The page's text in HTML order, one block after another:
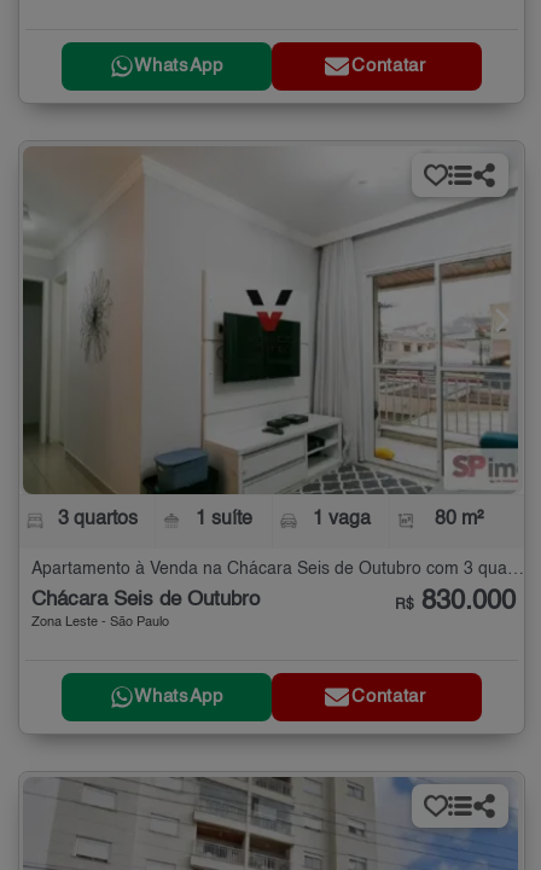
WhatsApp Contatar
3 quartos 1 suíte 1 vaga 80 m²
Chácara Seis de Outubro
Zona Leste - São Paulo
R$ 830.000
WhatsApp Contatar